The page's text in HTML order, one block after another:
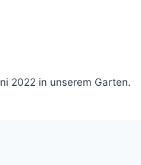
2022 in unserem Garten.